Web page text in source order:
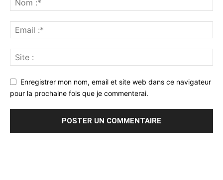
Enregistrer mon nom, email et site web dans ce navigateur
pour la prochaine fois que je commenterai.